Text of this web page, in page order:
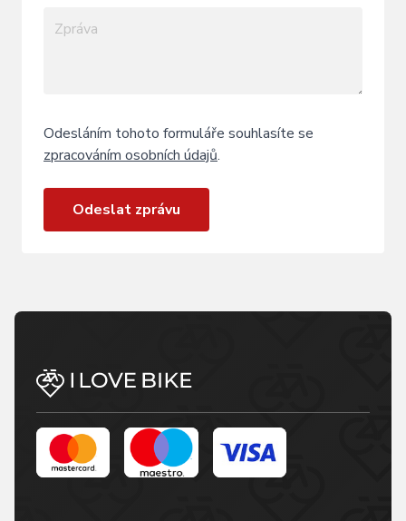
Odesláním tohoto formuláře souhlasíte se
zpracováním osobních údajů.
Odeslat zprávu